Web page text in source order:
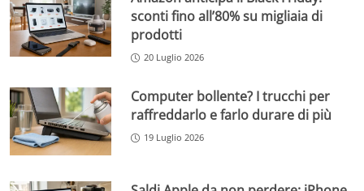
sconti fino all’80% su migliaia di
prodotti
20 Luglio 2026
Computer bollente? I trucchi per
raffreddarlo e farlo durare di più
19 Luglio 2026